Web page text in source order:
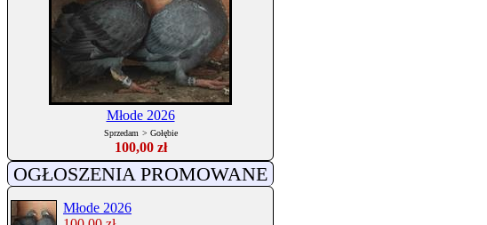
Młode 2026
Sprzedam > Gołębie
100,00 zł
OGŁOSZENIA PROMOWANE
Młode 2026